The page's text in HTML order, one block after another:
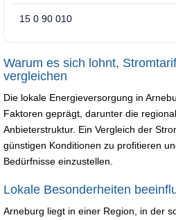
15 0 90 010
Warum es sich lohnt,
vergleichen
Die lokale Energieversorgung in
Faktoren geprägt, darunter die
Anbieterstruktur. Ein Vergleich der
günstigen Konditionen zu profitieren
Bedürfnisse einzustellen.
Lokale Besonderheiten
Arneburg liegt in einer Region, in der